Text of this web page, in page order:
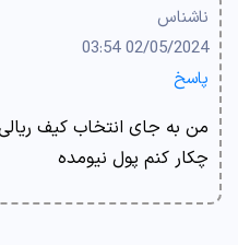
ناشناس
02/05/2024 03:54
پاسخ
من به جای انتخاب کیف
چکار کنم پول نیومده